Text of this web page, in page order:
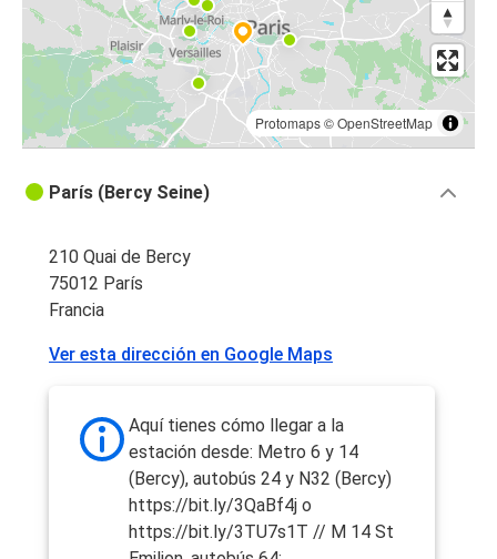
Protomaps©OpenStreetMap
París (Bercy Seine)
210 Quai de Bercy
75012 París
Francia
Ver esta dirección en Google Maps
Aquí tienes cómo llegar a la
estación desde: Metro 6 y 14
(Bercy), autobús 24 y N32 (Bercy)
https://bit.ly/3QaBf4j o
https://bit.ly/3TU7s1T // M 14 St